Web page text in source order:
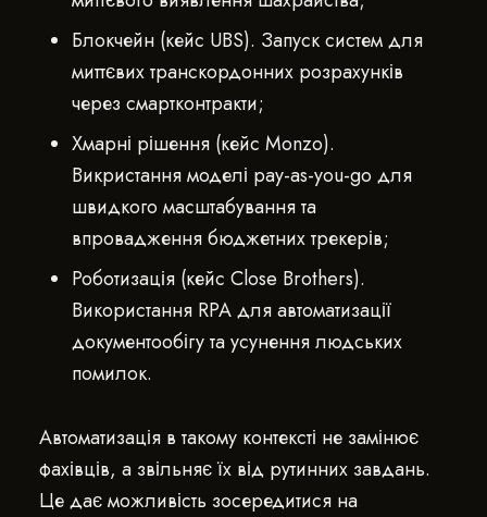
Блокчейн (кейс UBS). Запуск систем для
миттєвих транскордонних розрахунків
через смартконтракти;
Хмарні рішення (кейс Monzo).
Викристання моделі pay-as-you-go для
швидкого масштабування та
впровадження бюджетних трекерів;
Роботизація (кейс Close Brothers).
Використання RPA для автоматизації
документообігу та усунення людських
помилок.
Автоматизація в такому контексті не замінює
фахівців, а звільняє їх від рутинних завдань.
Це дає можливість зосередитися на